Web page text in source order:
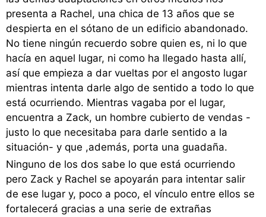
presenta a Rachel, una chica de 13 años que se
despierta en el sótano de un edificio abandonado.
No tiene ningún recuerdo sobre quien es, ni lo que
hacía en aquel lugar, ni como ha llegado hasta allí,
así que empieza a dar vueltas por el angosto lugar
mientras intenta darle algo de sentido a todo lo que
está ocurriendo. Mientras vagaba por el lugar,
encuentra a Zack, un hombre cubierto de vendas -
justo lo que necesitaba para darle sentido a la
situación- y que ,además, porta una guadaña.
Ninguno de los dos sabe lo que está ocurriendo
pero Zack y Rachel se apoyarán para intentar salir
de ese lugar y, poco a poco, el vínculo entre ellos se
fortalecerá gracias a una serie de extrañas